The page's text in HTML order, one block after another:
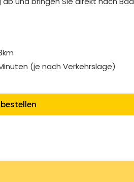
(je nach Verkehrslage)